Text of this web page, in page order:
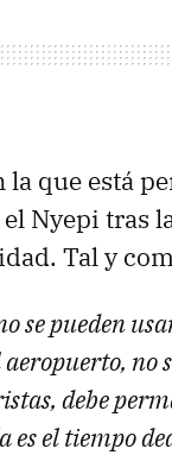
la que está
Nyepi tras
Tal y
se pueden
no
debe
es el tiempo